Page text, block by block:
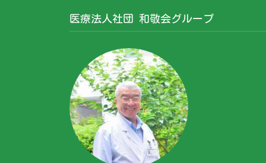
医療法人社団 和敬会グループ